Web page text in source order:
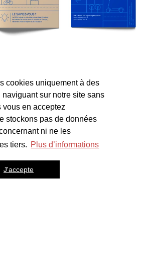
cookies uniquement à des
sur notre site sans
vous en acceptez
stockons pas de données
ni ne les
tiers. Plus d’informations
J'accepte